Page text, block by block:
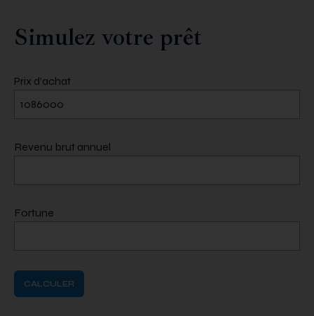
Simulez votre prêt
Prix d’achat
Revenu brut annuel
Fortune
CALCULER